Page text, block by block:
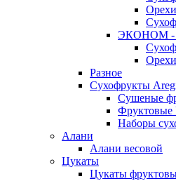
ЭКОНОМ -
Разное
Сухофрукты
Сушеные
Наборы
Алани
Алани весовой
Цукаты
Цукаты